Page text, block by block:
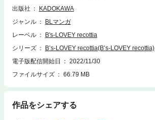
のかな……？「ただいまテディベア」第2話／いらぎ
苦手なサラリーマンの白石。世渡り下手のせいで日
くれる先輩の熊谷にきつく当たってしまう。後悔に
行くが、なぜか熊谷の頭にクマの耳がついていた
く白石以外の人間には動物の耳が生えていて――!?☆
月 志狼がそわそわしている……？「オオカミくん
編」／佐倉リコ動物から独自の進化を遂げた獣人が
緒に暮らし始めたが――！他、泡山わわ、いなかし
ック！
出版社
KADOKAWA
ジャンル
BLマンガ
レーベル
B's-LOVEY recottia
シリーズ
B’s-LOVEY recottia(B’s-LOVEY recottia)
電子版配信開始日
2022/11/30
ファイルサイズ
66.79 MB
作品をシェアする